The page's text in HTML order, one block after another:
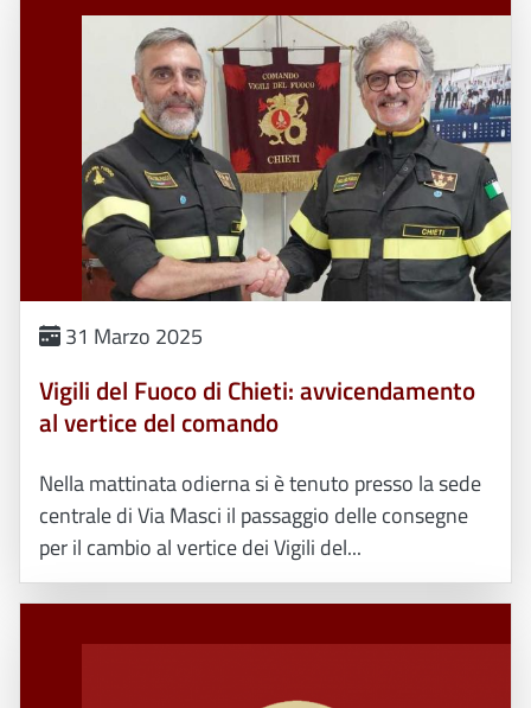
31 Marzo 2025
Vigili del Fuoco di Chieti: avvicendamento
al vertice del comando
Nella mattinata odierna si è tenuto presso la sede
centrale di Via Masci il passaggio delle consegne
per il cambio al vertice dei Vigili del...